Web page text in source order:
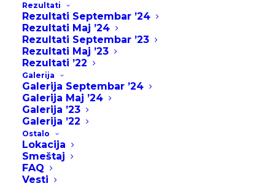
Rezultati
Rezultati Septembar ’24
Rezultati Maj ’24
Rezultati Septembar ’23
Rezultati Maj ’23
Rezultati ’22
Galerija
Galerija Septembar ’24
Galerija Maj ’24
Galerija ’23
Galerija ’22
Ostalo
Lokacija
Smeštaj
FAQ
Vesti
Gas Gas Trka za
Najmlađe '23